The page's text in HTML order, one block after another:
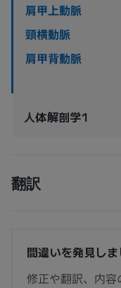
肩甲上動脈
頸横動脈
肩甲背動脈
人体解剖学1
翻訳
間違いを発見し
修正や翻訳、内容